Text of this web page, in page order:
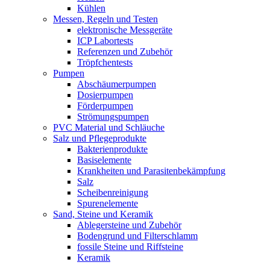
Kühlen
Messen, Regeln und Testen
elektronische Messgeräte
ICP Labortests
Referenzen und Zubehör
Tröpfchentests
Pumpen
Abschäumerpumpen
Dosierpumpen
Förderpumpen
Strömungspumpen
PVC Material und Schläuche
Salz und Pflegeprodukte
Bakterienprodukte
Basiselemente
Krankheiten und Parasitenbekämpfung
Salz
Scheibenreinigung
Spurenelemente
Sand, Steine und Keramik
Ablegersteine und Zubehör
Bodengrund und Filterschlamm
fossile Steine und Riffsteine
Keramik